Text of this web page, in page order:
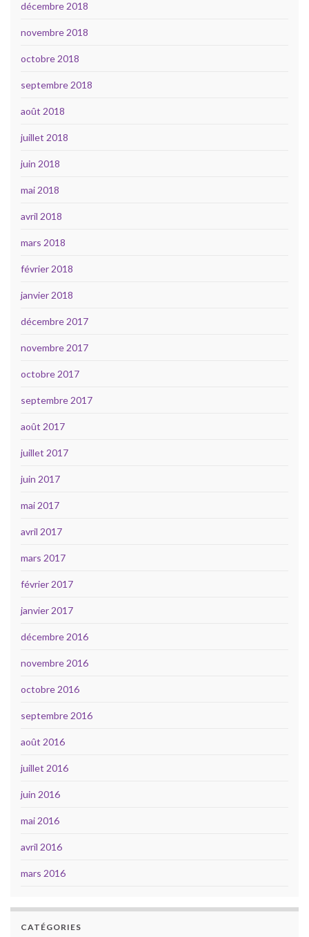
décembre 2018
novembre 2018
octobre 2018
septembre 2018
août 2018
juillet 2018
juin 2018
mai 2018
avril 2018
mars 2018
février 2018
janvier 2018
décembre 2017
novembre 2017
octobre 2017
septembre 2017
août 2017
juillet 2017
juin 2017
mai 2017
avril 2017
mars 2017
février 2017
janvier 2017
décembre 2016
novembre 2016
octobre 2016
septembre 2016
août 2016
juillet 2016
juin 2016
mai 2016
avril 2016
mars 2016
CATÉGORIES